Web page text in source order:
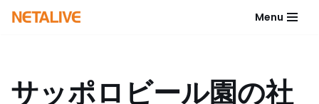
ン
Menu
サッポロビール園の社